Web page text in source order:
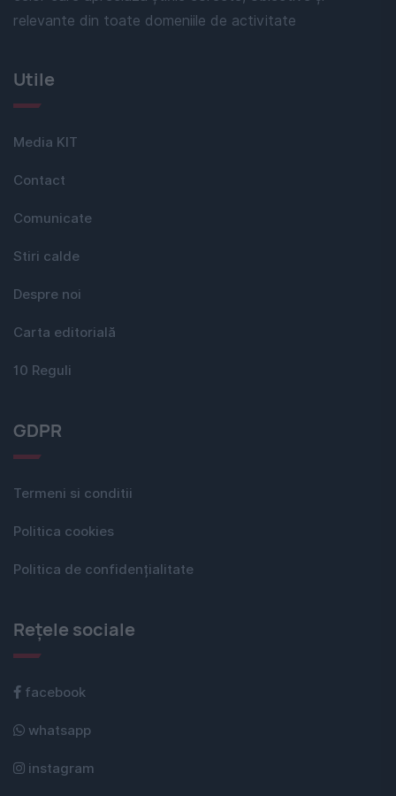
relevante din toate domeniile de activitate
Utile
Media KIT
Contact
Comunicate
Stiri calde
Despre noi
Carta editorială
10 Reguli
GDPR
Termeni si conditii
Politica cookies
Politica de confidențialitate
Rețele sociale
facebook
whatsapp
instagram